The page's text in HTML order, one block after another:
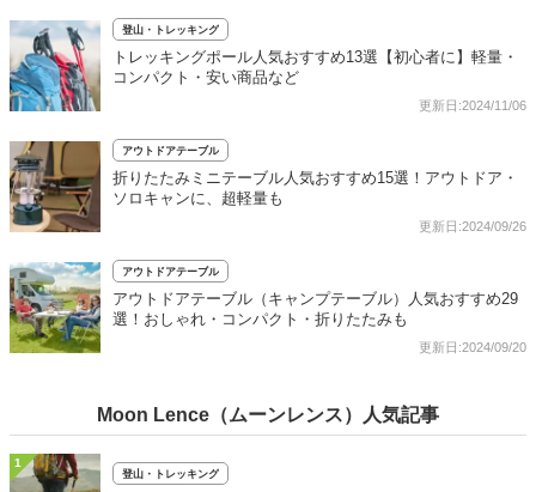
登山・トレッキング
トレッキングポール人気おすすめ13選【初心者に】軽量・
コンパクト・安い商品など
更新日:2024/11/06
アウトドアテーブル
折りたたみミニテーブル人気おすすめ15選！アウトドア・
ソロキャンに、超軽量も
更新日:2024/09/26
アウトドアテーブル
アウトドアテーブル（キャンプテーブル）人気おすすめ29
選！おしゃれ・コンパクト・折りたたみも
更新日:2024/09/20
Moon Lence（ムーンレンス）人気記事
1
登山・トレッキング